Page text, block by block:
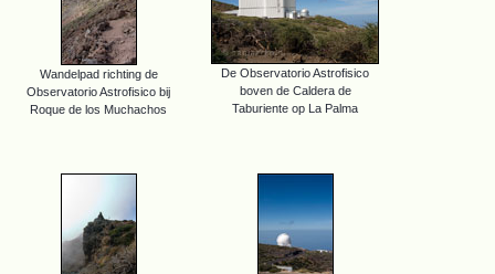
Wandelpad richting de
Observatorio Astrofisico bij
Roque de los Muchachos
De Observatorio Astrofisico
boven de Caldera de
Taburiente op La Palma